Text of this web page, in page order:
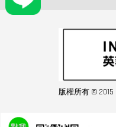
版權所有 © 2015